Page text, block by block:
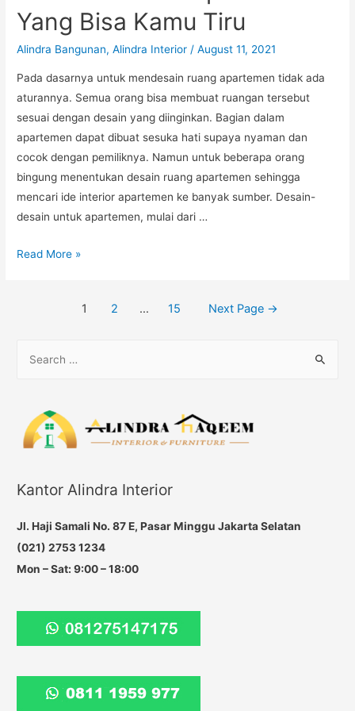
Yang Bisa Kamu Tiru
Alindra Bangunan,Alindra Interior /August 11, 2021
Pada dasarnya untuk mendesain ruang apartemen tidak ada
aturannya. Semua orang bisa membuat ruangan tersebut
sesuai dengan desain yang diinginkan. Bagian dalam
apartemen dapat dibuat sesuka hati supaya nyaman dan
cocok dengan pemiliknya. Namun untuk beberapa orang
bingung menentukan desain ruang apartemen sehingga
mencari ide interior apartemen ke banyak sumber. Desain-
desain untuk apartemen, mulai dari …
Ide-
Read More »
1 2 … 15 Next Page →
o
r
:
Kantor Alindra Interior
Jl. Haji Samali No. 87 E, Pasar Minggu Jakarta Selatan
(021) 2753 1234
Mon – Sat: 9:00 – 18:00